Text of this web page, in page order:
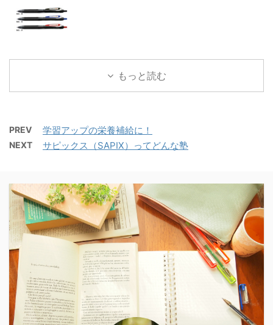
もっと読む
PREV 学習アップの栄養補給に！
NEXT サピックス（SAPIX）ってどんな塾